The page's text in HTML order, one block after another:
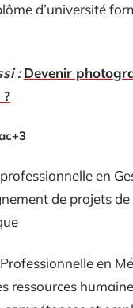
d’université
: Devenir
en
de projets
en
ressources